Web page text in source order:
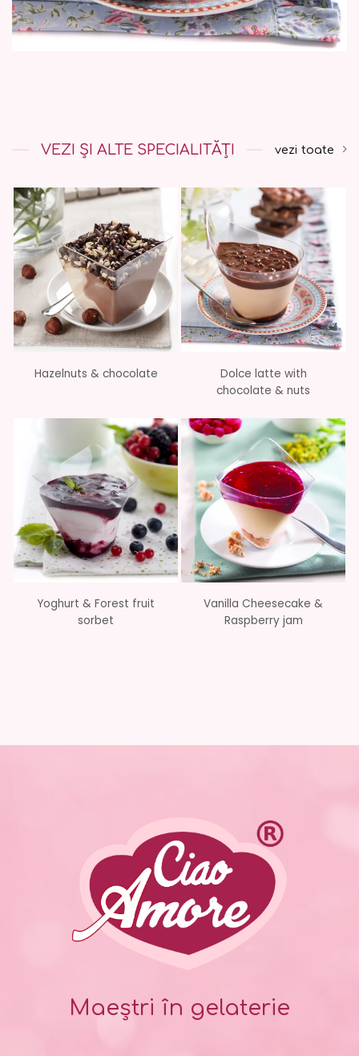
VEZI ȘI ALTE SPECIALITĂȚI vezi toate
Hazelnuts & chocolate
Dolce latte with
chocolate & nuts
Yoghurt & Forest fruit
sorbet
Vanilla Cheesecake &
Raspberry jam
Maeștri în gelaterie